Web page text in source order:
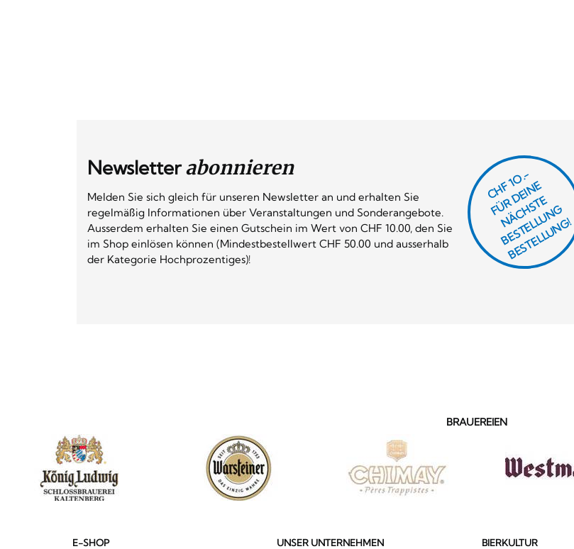
Newsletterabonnieren
Melden Sie sich gleich für unseren Newsletter an und erhalten Sie
regelmäßig Informationen über Veranstaltungen und Sonderangebote.
Ausserdem erhalten Sie einen Gutschein im Wert von CHF 10.00, den Sie
im Shop einlösen können (Mindestbestellwert CHF 50.00 und ausserhalb
der Kategorie Hochprozentiges)!
CHF 1O.-
F
Ü
R
D
EI
N
E
N
Ä
C
H
S
T
E
B
E
S
T
E
L
L
U
N
G
B
E
S
T
E
L
L
U
N
G!
BRAUEREIEN
E-SHOP UNSER UNTERNEHMEN BIERKULTUR